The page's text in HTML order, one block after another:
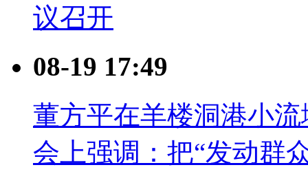
议召开
08-19 17:49
董方平在羊楼洞港小
会上强调：把“发动群